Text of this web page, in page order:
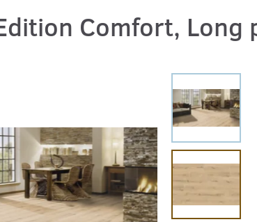
Comfort, Long